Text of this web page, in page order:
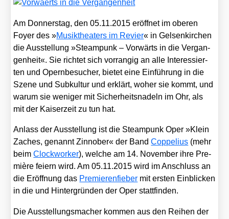
Am Don­ners­tag, den 05.11.2015 eröff­net im obe­ren
Foy­er des »Musik­thea­ters im Revier« in Gel­sen­kir­chen
die Aus­stel­lung »Steam­punk – Vor­wärts in die Ver­gan­
gen­heit«. Sie rich­tet sich vor­ran­gig an alle Inter­es­sier­
ten und Opern­be­su­cher, bie­tet eine Ein­füh­rung in die
Sze­ne und Sub­kul­tur und erklärt, woher sie kommt, und
war­um sie weni­ger mit Sicher­heits­na­deln im Ohr, als
mit der Kai­ser­zeit zu tun hat.
Anlass der Aus­stel­lung ist die Steam­punk Oper »Klein
Zaches, genannt Zin­no­ber« der BandCop­pe­li­us (mehr
beimClock­wor­ker), wel­che am 14. Novem­ber ihre Pre­
miè­re fei­ern wird. Am 05.11.2015 wird im Anschluss an
die Eröff­nung das Pre­mie­ren­fie­ber mit ers­ten Ein­bli­cken
in die und Hin­ter­grün­den der Oper statt­fin­den.
Die Aus­stel­lungs­ma­cher kom­men aus den Rei­hen der